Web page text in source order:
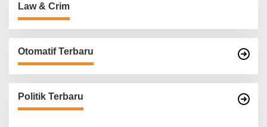
Law & Crim
Otomatif Terbaru
Politik Terbaru